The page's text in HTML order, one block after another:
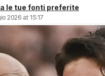
le tue fonti preferite
2026 at 15:17